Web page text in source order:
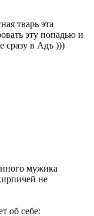
тварь эта
эту попадью и
сразу в Адъ )))
мужика
не
об себе: